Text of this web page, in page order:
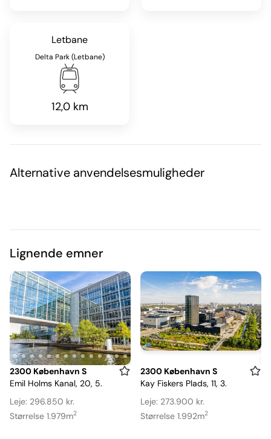
Letbane
Delta Park (Letbane)
12,0 km
Alternative anvendelsesmuligheder
Lignende emner
Item
1
of
30
2300 København S
Emil Holms Kanal, 20, 5.
Leje: 296.850 kr.
Størrelse 1.979m2
Item
1
of
19
2300 København S
Kay Fiskers Plads, 11, 3.
Leje: 273.900 kr.
Størrelse 1.992m2